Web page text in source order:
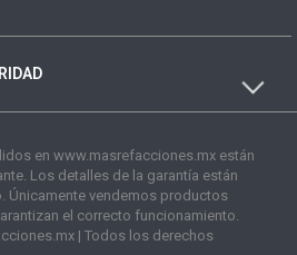
en www.masrefacciones.mx están
Los detalles de la garantía están
Únicamente vendemos productos
el correcto funcionamiento.
| Todos los derechos